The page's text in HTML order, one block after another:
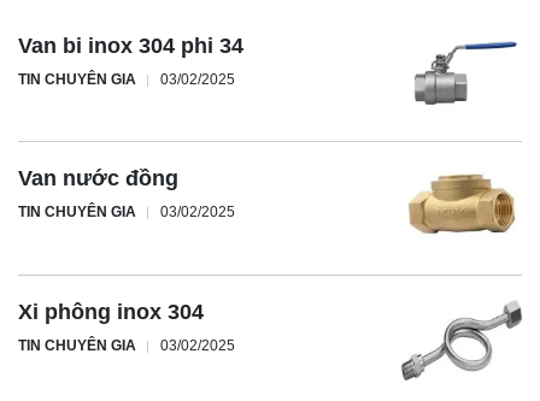
Van bi inox 304 phi 34
TIN CHUYÊN GIA 03/02/2025
Van nước đồng
TIN CHUYÊN GIA 03/02/2025
Xi phông inox 304
TIN CHUYÊN GIA 03/02/2025